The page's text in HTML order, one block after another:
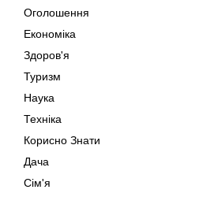
Оголошення
Економіка
Здоров'я
Туризм
Наука
Техніка
Корисно Знати
Дача
Сім'я